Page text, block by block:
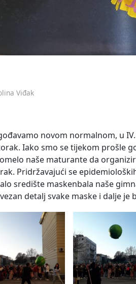
Viđak
novom normalnom, u
Iako smo se tijekom prošle
naše maturante da
Pridržavajući se
središte maskenbala naše
detalj svake maske i dalje je